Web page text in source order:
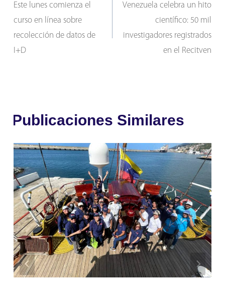
de
entradas
Este lunes comienza el
curso en línea sobre
recolección de datos de
I+D
Venezuela celebra un hito
científico: 50 mil
investigadores registrados
en el Recitven
Publicaciones Similares